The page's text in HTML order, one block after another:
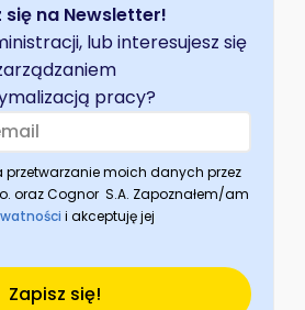
się na Newsletter!
lub interesujesz się
pracy?
przetwarzanie moich danych przez
oraz Cognor S.A. Zapoznałem/am
i akceptuję jej
Zapisz się!